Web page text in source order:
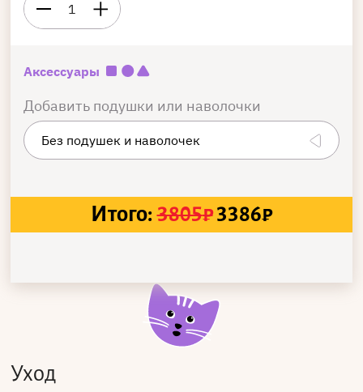
1
Аксессуары
Добавить подушки или наволочки
Итого: 3805₽3386₽
Уход